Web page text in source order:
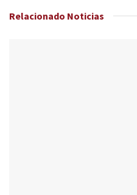
Relacionado Noticias